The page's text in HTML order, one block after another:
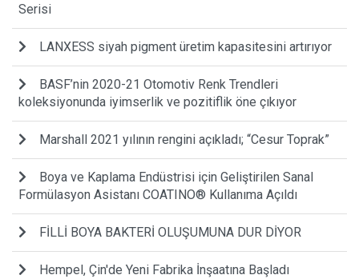
Serisi
LANXESS siyah pigment üretim kapasitesini artırıyor
BASF’nin 2020-21 Otomotiv Renk Trendleri
koleksiyonunda iyimserlik ve pozitiflik öne çıkıyor
Marshall 2021 yılının rengini açıkladı; “Cesur Toprak”
Boya ve Kaplama Endüstrisi için Geliştirilen Sanal
Formülasyon Asistanı COATINO® Kullanıma Açıldı
​FİLLİ BOYA BAKTERİ OLUŞUMUNA DUR DİYOR
Hempel, Çin'de Yeni Fabrika İnşaatına Başladı